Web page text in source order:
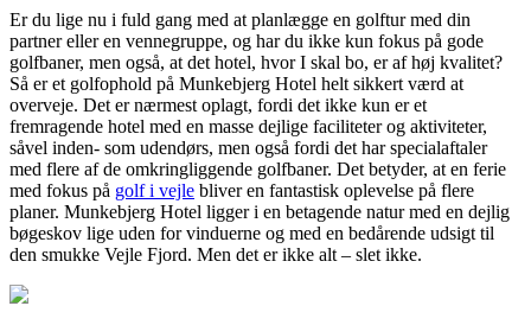
Er du lige nu i fuld gang med at planlægge en golftur med din
partner eller en vennegruppe, og har du ikke kun fokus på gode
golfbaner, men også, at det hotel, hvor I skal bo, er af høj kvalitet?
Så er et golfophold på Munkebjerg Hotel helt sikkert værd at
overveje. Det er nærmest oplagt, fordi det ikke kun er et
fremragende hotel med en masse dejlige faciliteter og aktiviteter,
såvel inden- som udendørs, men også fordi det har specialaftaler
med flere af de omkringliggende golfbaner. Det betyder, at en ferie
med fokus på golf i vejle bliver en fantastisk oplevelse på flere
planer. Munkebjerg Hotel ligger i en betagende natur med en dejlig
bøgeskov lige uden for vinduerne og med en bedårende udsigt til
den smukke Vejle Fjord. Men det er ikke alt – slet ikke.